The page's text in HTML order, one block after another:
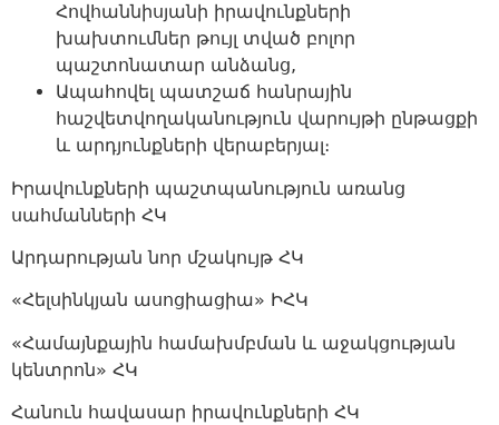
Հովհաննիսյանի իրավունքների
խախտումներ թույլ տված բոլոր
պաշտոնատար անձանց,
Ապահովել պատշաճ հանրային
հաշվետվողականություն վարույթի ընթացքի
և արդյունքների վերաբերյալ։
Իրավունքների պաշտպանություն առանց
սահմանների ՀԿ
Արդարության նոր մշակույթ ՀԿ
«Հելսինկյան ասոցիացիա» ԻՀԿ
«Համայնքային համախմբման և աջակցության
կենտրոն» ՀԿ
Հանուն հավասար իրավունքների ՀԿ